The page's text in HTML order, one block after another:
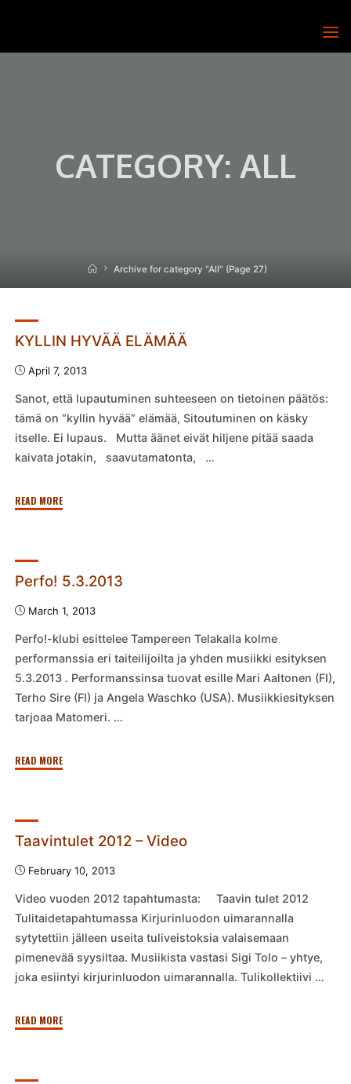
CATEGORY: ALL
HomeArchive for category "All" (Page 27)
KYLLIN HYVÄÄ ELÄMÄÄ
April 7, 2013
Sanot, että lupautuminen suhteeseen on tietoinen päätös:
tämä on “kyllin hyvää” elämää, Sitoutuminen on käsky
itselle. Ei lupaus. Mutta äänet eivät hiljene pitää saada
kaivata jotakin, saavutamatonta, …
READ MORE"KYLLIN
Perfo! 5.3.2013
March 1, 2013
Perfo!-klubi esittelee Tampereen Telakalla kolme
performanssia eri taiteilijoilta ja yhden musiikki esityksen
5.3.2013 . Performanssinsa tuovat esille Mari Aaltonen (FI),
Terho Sire (FI) ja Angela Waschko (USA). Musiikkiesityksen
tarjoaa Matomeri. …
READ MORE"Perfo!
Taavintulet 2012 – Video
February 10, 2013
Video vuoden 2012 tapahtumasta: Taavin tulet 2012
Tulitaidetapahtumassa Kirjurinluodon uimarannalla
sytytettiin jälleen useita tuliveistoksia valaisemaan
pimenevää syysiltaa. Musiikista vastasi Sigi Tolo – yhtye,
joka esiintyi kirjurinluodon uimarannalla. Tulikollektiivi …
READ MORE"Taavintulet